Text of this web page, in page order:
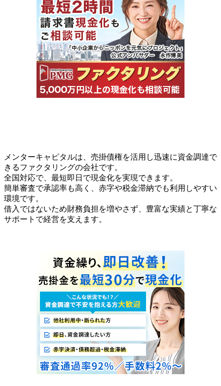
メンターキャピタルは、売掛債権を活用し迅速に資金調達で
きるファクタリングの会社です。
全国対応で、最短即日で現金化を実現できます。
簡単審査で承認率も高く、赤字や税金滞納でも利用しやすい
環境です。
借入ではないため財務負担を増やさず、豊富な実績と丁寧な
サポートで経営を支えます。